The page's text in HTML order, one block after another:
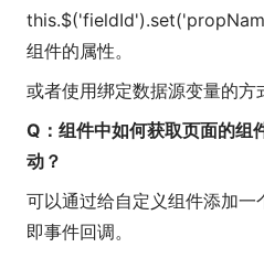
组件的属性。
或者使用绑定数据源变量的方
Q：组件中如何获取页面的组
动？
可以通过给自定义组件添加
即事件回调。